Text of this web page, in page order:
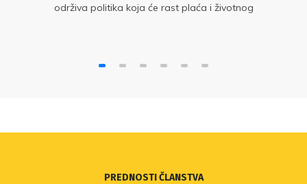
održiva politika koja će rast plaća i životnog
rasti?“ u organizaciji Sindikata znanosti i
PREDNOSTI ČLANSTVA